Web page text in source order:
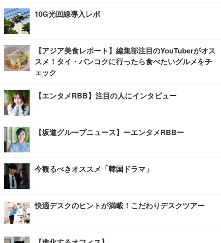
10G光回線導入レポ
【アジア美食レポート】編集部注目のYouTuberがオス
スメ！タイ・バンコクに行ったら食べたいグルメをチ
ェック
【エンタメRBB】注目の人にインタビュー
【坂道グループニュース】ーエンタメRBBー
今観るべきオススメ「韓国ドラマ」
快適デスクのヒントが満載！こだわりデスクツアー